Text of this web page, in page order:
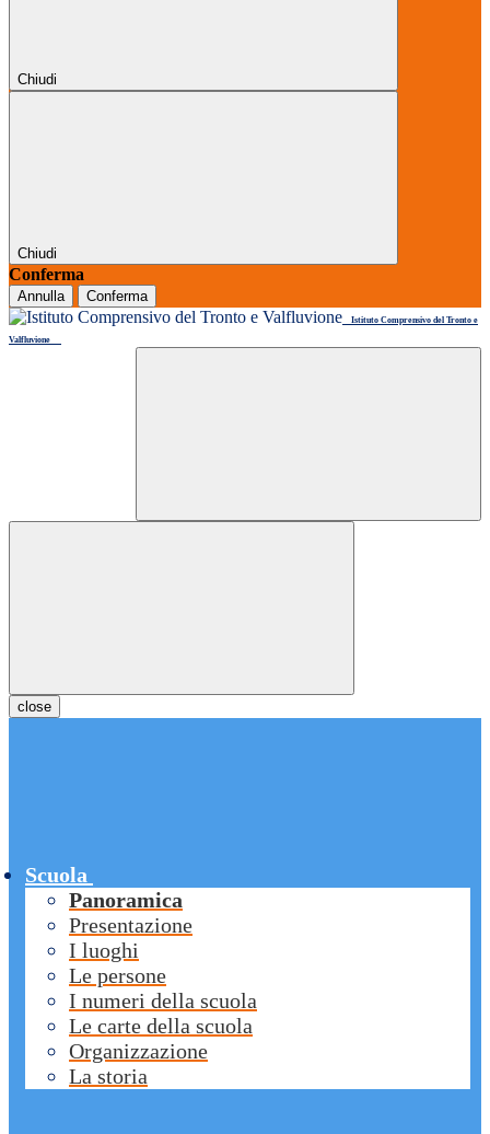
Chiudi
Chiudi
Conferma
Annulla Conferma
Istituto Comprensivo del Tronto e
Valfluvione
close
Scuola
Panoramica
Presentazione
I luoghi
Le persone
I numeri della scuola
Le carte della scuola
Organizzazione
La storia